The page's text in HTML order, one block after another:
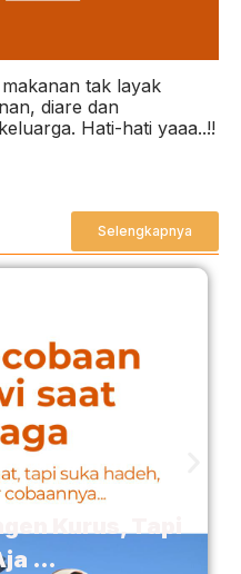
tak layak
diare dan
Hati-hati yaaa..!!
Selengkapnya
Kurus, Tapi
…